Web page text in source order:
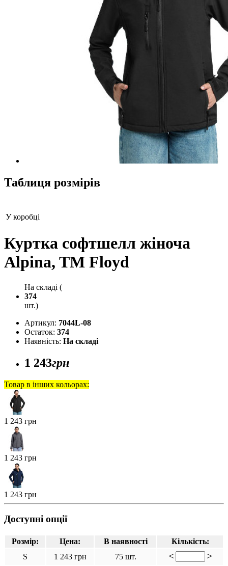
Таблиця розмірів
У коробці
Куртка софтшелл жіноча
Alpina, TM Floyd
На складі (
374
шт.)
Артикул: 7044L-08
Остаток: 374
Наявність: На складі
1 243грн
Товар в інших кольорах:
1 243 грн
1 243 грн
1 243 грн
Доступні опції
Розмір: Цена: В наявності
Кількість:
S
1 243 грн 75 шт. < >